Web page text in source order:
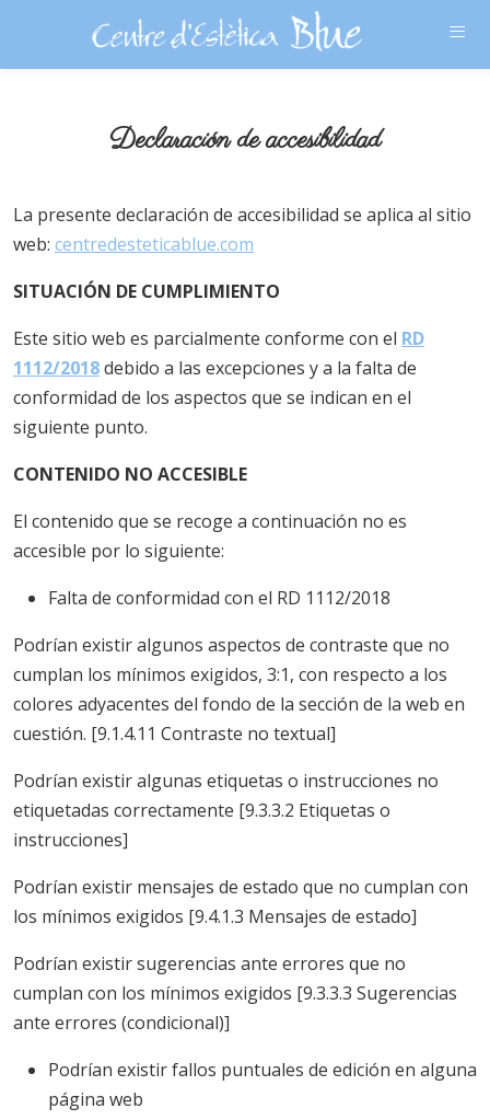
Declaración de accesibilidad
La presente declaración de accesibilidad se aplica al sitio
web: centredesteticablue.com
SITUACIÓN DE CUMPLIMIENTO
Este sitio web es parcialmente conforme con el RD
1112/2018debido a las excepciones y a la falta de
conformidad de los aspectos que se indican en el
siguiente punto.
CONTENIDO NO ACCESIBLE
El contenido que se recoge a continuación no es
accesible por lo siguiente:
Falta de conformidad con el RD 1112/2018
Podrían existir algunos aspectos de contraste que no
cumplan los mínimos exigidos, 3:1, con respecto a los
colores adyacentes del fondo de la sección de la web en
cuestión. [9.1.4.11 Contraste no textual]
Podrían existir algunas etiquetas o instrucciones no
etiquetadas correctamente [9.3.3.2 Etiquetas o
instrucciones]
Podrían existir mensajes de estado que no cumplan con
los mínimos exigidos [9.4.1.3 Mensajes de estado]
Podrían existir sugerencias ante errores que no
cumplan con los mínimos exigidos [9.3.3.3 Sugerencias
ante errores (condicional)]
Podrían existir fallos puntuales de edición en alguna
página web
≡